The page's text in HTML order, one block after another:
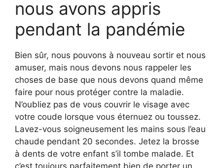
nous avons appris
pendant la pandémie
Bien sûr, nous pouvons à nouveau sortir et nous
amuser, mais nous devons nous rappeler les
choses de base que nous devons quand même
faire pour nous protéger contre la maladie.
N’oubliez pas de vous couvrir le visage avec
votre coude lorsque vous éternuez ou toussez.
Lavez-vous soigneusement les mains sous l’eau
chaude pendant 20 secondes. Jetez la brosse
à dents de votre enfant s’il tombe malade. Et